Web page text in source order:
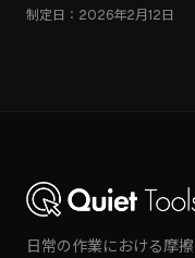
制定日：2026年2月12日
日常の作業における摩